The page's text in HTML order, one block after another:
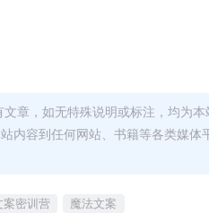
文章，如无特殊说明或标注，均为
内容到任何网站、书籍等各类媒
案密训营 魔法文案